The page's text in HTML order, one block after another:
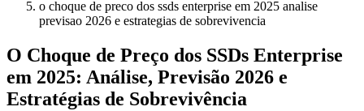
o choque de preco dos ssds enterprise em 2025 analise
previsao 2026 e estrategias de sobrevivencia
O Choque de Preço dos SSDs Enterprise
em 2025: Análise, Previsão 2026 e
Estratégias de Sobrevivência